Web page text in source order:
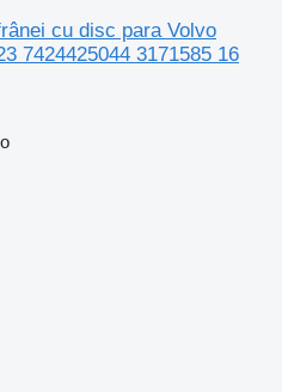
cu disc para Volvo
7424425044 3171585 16